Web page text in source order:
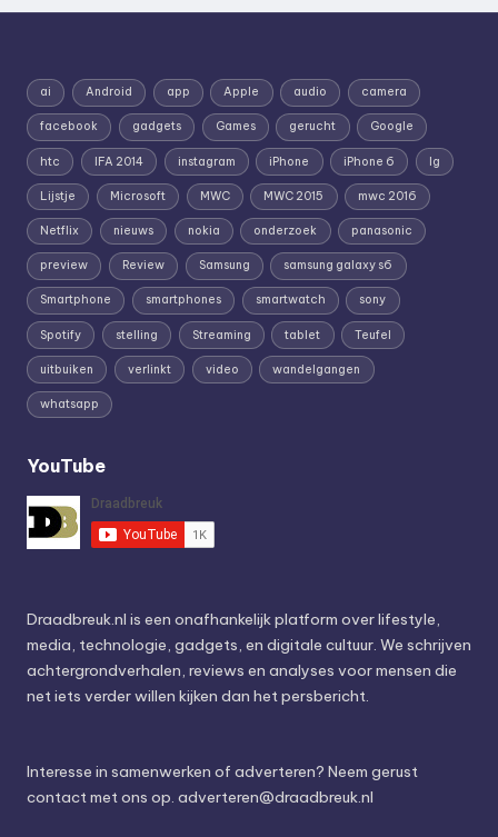
ai Android app Apple audio camera
facebook gadgets Games gerucht Google
htc IFA 2014 instagram iPhone iPhone 6 lg
Lijstje Microsoft MWC MWC 2015 mwc 2016
Netflix nieuws nokia onderzoek panasonic
preview Review Samsung samsung galaxy s6
Smartphone smartphones smartwatch sony
Spotify stelling Streaming tablet Teufel
uitbuiken verlinkt video wandelgangen
whatsapp
YouTube
Draadbreuk.nl is een onafhankelijk platform over lifestyle,
media, technologie, gadgets, en digitale cultuur. We schrijven
achtergrondverhalen, reviews en analyses voor mensen die
net iets verder willen kijken dan het persbericht.
Interesse in samenwerken of adverteren? Neem gerust
contact met ons op. adverteren@draadbreuk.nl